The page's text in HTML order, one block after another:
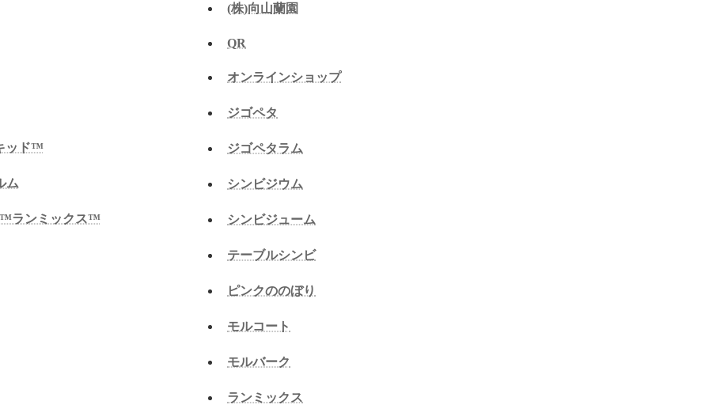
ッド™
ム
™ランミックス™
(株)向山蘭園
QR
オンラインショップ
ジゴペタ
ジゴペタラム
シンビジウム
シンビジューム
テーブルシンビ
ピンクののぼり
モルコート
モルバーク
ランミックス